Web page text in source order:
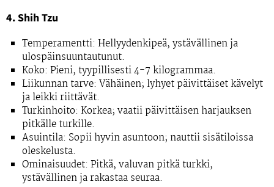
4. Shih Tzu
Temperamentti: Hellyydenkipeä, ystävällinen ja
ulospäinsuuntautunut.
Koko:Pieni, tyypillisesti 4-7 kilogrammaa.
Liikunnan tarve:Vähäinen; lyhyet päivittäiset kävelyt
ja leikki riittävät.
Turkinhoito:Korkea; vaatii päivittäisen harjauksen
pitkälle turkille.
Asuintila: Sopii hyvin asuntoon; nauttii sisätiloissa
oleskelusta.
Ominaisuudet:Pitkä, valuvan pitkä turkki,
ystävällinen ja rakastaa seuraa.